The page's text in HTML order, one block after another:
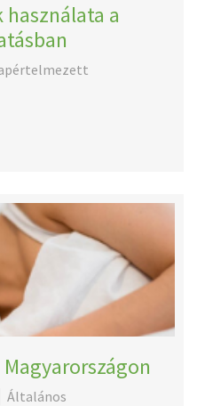
használata a
Magyarországon
Általános